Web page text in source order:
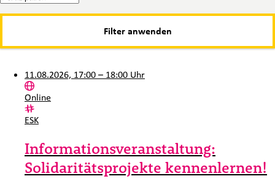
11.08.2026, 17:00 – 18:00 Uhr
Ort:
Online
Kategorie:
ESK
Informationsveranstaltung:
Solidaritätsprojekte kennenlernen!